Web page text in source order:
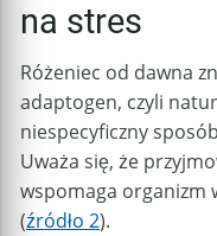
na stres
Różeniec od dawna
adaptogen, czyli
niespecyficzny
Uważa się, że
wspomaga organizm
(źródło 2).